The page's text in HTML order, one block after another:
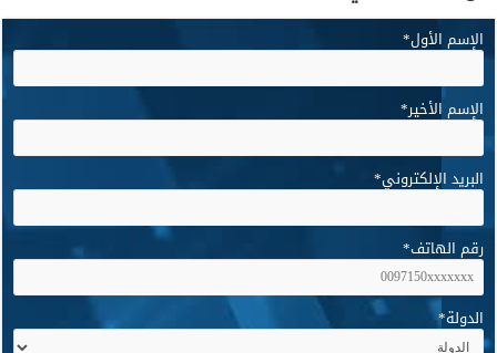
الإسم الأول*
الإسم الأخير*
البريد الإلكتروني*
رقم الهاتف*
الدولة*